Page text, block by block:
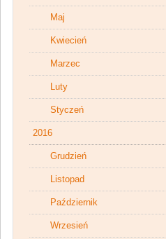
Maj
Kwiecień
Marzec
Luty
Styczeń
2016
Grudzień
Listopad
Październik
Wrzesień